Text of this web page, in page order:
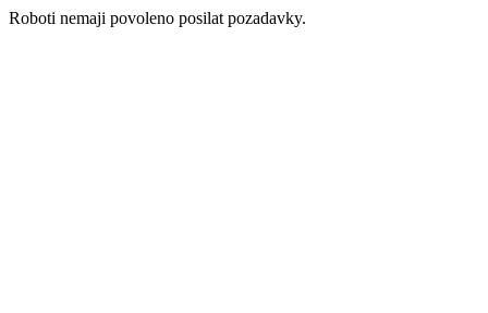
Roboti nemaji povoleno posilat pozadavky.